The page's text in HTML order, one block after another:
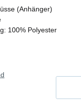
(Anhänger)
100% Polyester